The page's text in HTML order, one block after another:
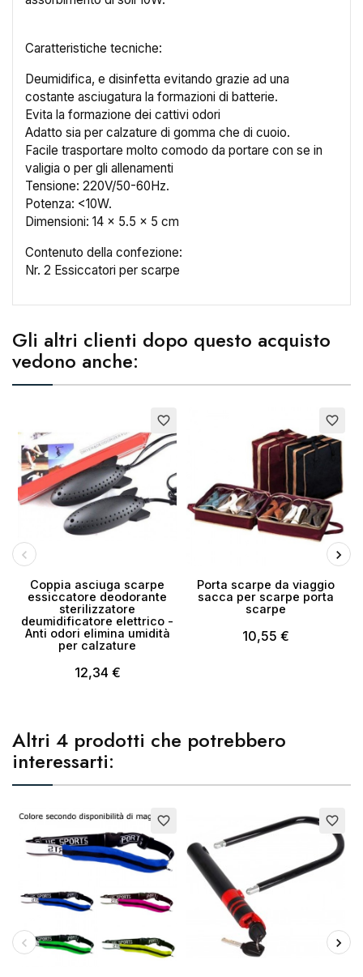
Caratteristiche tecniche:
Deumidifica, e disinfetta evitando grazie ad una
costante asciugatura la formazioni di batterie.
Evita la formazione dei cattivi odori
Adatto sia per calzature di gomma che di cuoio.
Facile trasportare molto comodo da portare con se in
valigia o per gli allenamenti
Tensione: 220V/50-60Hz.
Potenza: <10W.
Dimensioni: 14 x 5.5 x 5 cm
Contenuto della confezione:
Nr. 2 Essiccatori per scarpe
Gli altri clienti dopo questo acquisto
vedono anche:
favorite_border
Coppia asciuga scarpe
essiccatore deodorante
sterilizzatore
deumidificatore elettrico -
Anti odori elimina umidità
per calzature
12,34 €
favorite_border
Porta scarpe da viaggio
sacca per scarpe porta
scarpe
10,55 €
Altri 4 prodotti che potrebbero
interessarti:
favorite_border favorite_border
Annulla Crea lista dei desideri